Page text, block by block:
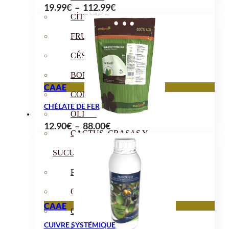
CÍTRICOS
FRUTALES
CÉSPED
BONSAI
CONÍFERAS Y SETOS
OLIVO
CACTUS, CRASAS Y
SUCULENTAS
PLANTAS DE INTERIOR
ORQUIDEAS
ORNAMENTALES
19.99€ – 112.99€Plage
de
prix :
19.99€
112.99€
CAAE
CHÉLATE DE FER
12.90€ – 88.00€Plage
de
prix :
à
88.00€
CAAE
CUIVRE SYSTÉMIQUE